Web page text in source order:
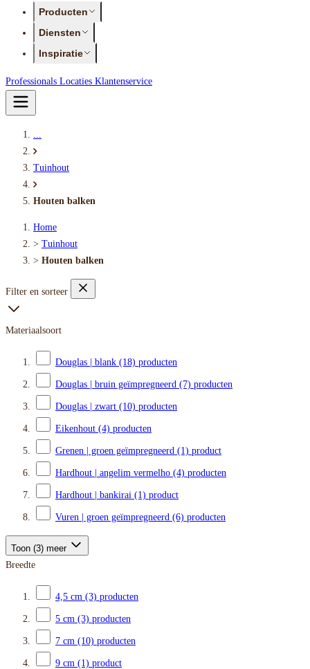
Producten
Diensten
Inspiratie
Professionals Locaties Klantenservice
...
Tuinhout
Houten balken
Home
> Tuinhout
> Houten balken
Filter en sorteer
Materiaalsoort
Douglas | blank (18) producten
Douglas | bruin geïmpregneerd (7) producten
Douglas | zwart (10) producten
Eikenhout (4) producten
Grenen | groen geïmpregneerd (1) product
Hardhout | angelim vermelho (4) producten
Hardhout | bankirai (1) product
Vuren | groen geïmpregneerd (6) producten
Toon (3) meer
Breedte
4,5 cm (3) producten
5 cm (3) producten
7 cm (10) producten
9 cm (1) product